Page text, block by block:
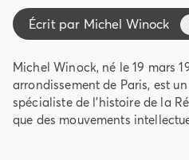
Écrit par Michel Winock
Michel Winock, né le 19 mars
arrondissement de Paris, est
spécialiste de l’histoire de la
que des mouvements